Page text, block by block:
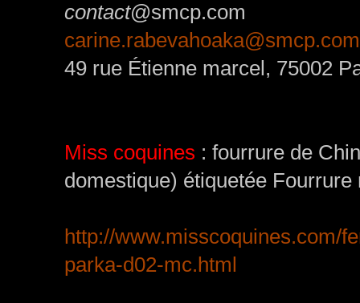
contact@smcp.com
carine.rabevahoaka@smcp.com
49 rue Étienne marcel, 75002
Miss coquines : fourrure de
domestique) étiquetée
http://www.misscoquines.com/
parka-d02-mc.html